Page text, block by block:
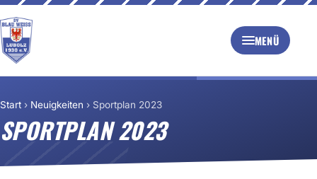
MENÜ
Start › Neuigkeiten › Sportplan 2023
SPORTPLAN 2023